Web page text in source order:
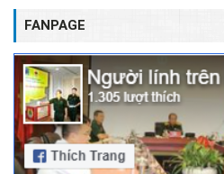
FANPAGE